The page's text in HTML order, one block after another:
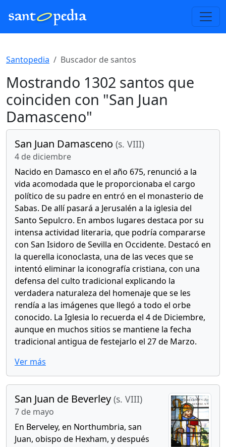
Santopedia Buscador de santos
Mostrando 1302 santos que
coinciden con "San Juan
Damasceno"
San Juan Damasceno (s. VIII)
4 de diciembre
Nacido en Damasco en el año 675, renunció a la
vida acomodada que le proporcionaba el cargo
político de su padre en entró en el monasterio de
Sabas. De allí pasará a Jerusalén a la iglesia del
Santo Sepulcro. En ambos lugares destaca por su
intensa actividad literaria, que podría compararse
con San Isidoro de Sevilla en Occidente. Destacó en
la querella iconoclasta, una de las veces que se
intentó eliminar la iconografía cristiana, con una
defensa del culto tradicional explicando la
verdadera naturaleza del homenaje que se les
rendía a las imágenes que llegó a todo el orbe
conocido. La Iglesia lo recuerda el 4 de Diciembre,
aunque en muchos sitios se mantiene la fecha
tradicional antigua de festejarlo el 27 de Marzo.
Ver más
San Juan de Beverley (s. VIII)
7 de mayo
En Berveley, en Northumbria, san
Juan, obispo de Hexham, y después